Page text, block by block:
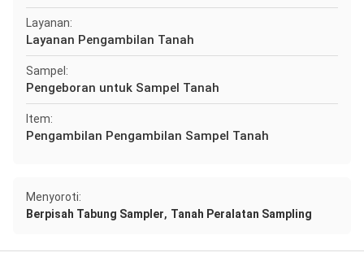
Layanan:
Layanan Pengambilan Tanah
Sampel:
Pengeboran untuk Sampel Tanah
Item:
Pengambilan Pengambilan Sampel Tanah
Menyoroti:
Berpisah Tabung Sampler, Tanah Peralatan Sampling